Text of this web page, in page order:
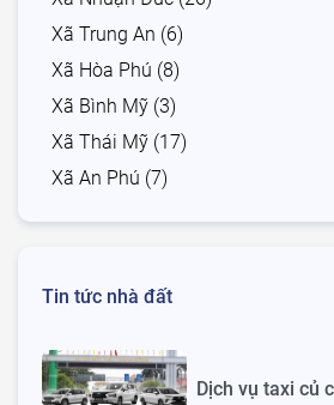
Xã Trung An (6)
Xã Hòa Phú (8)
Xã Bình Mỹ (3)
Xã Thái Mỹ (17)
Xã An Phú (7)
Tin tức nhà đất
Dịch vụ taxi củ